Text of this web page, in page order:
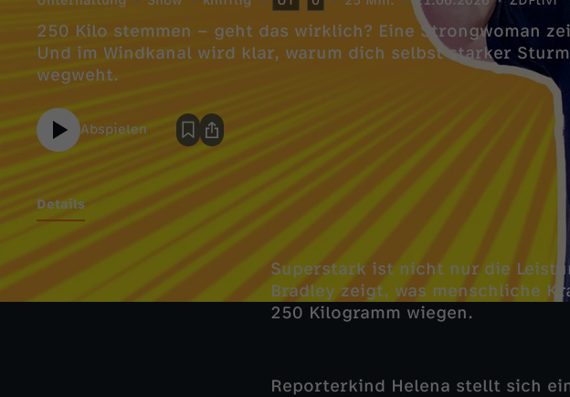
250 Kilo stemmen – geht das wirklich? Eine Strongwoman
Und im Windkanal wird klar, warum dich selbst starker
wegweht.
Abspielen
Details
Superstark ist nicht nur die
Bradley zeigt, was menschliche
250 Kilogramm wiegen.
Reporterkind Helena stellt sich